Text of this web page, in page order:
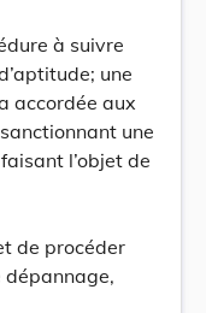
à suivre
une
accordée aux
une
l’objet de
de procéder
dépannage,